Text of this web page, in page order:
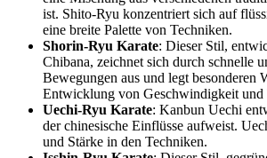
ist. Shito-Ryu konzentriert sich auf
eine breite Palette von Techniken.
Shorin-Ryu Karate: Dieser Stil,
Chibana, zeichnet sich durch schnelle
Bewegungen aus und legt besonderen
Entwicklung von Geschwindigkeit und
Uechi-Ryu Karate: Kanbun Uechi
der chinesische Einflüsse aufweist.
und Stärke in den Techniken.